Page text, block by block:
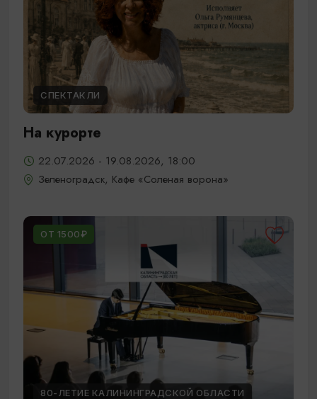
СПЕКТАКЛИ
На курорте
22.07.2026 - 19.08.2026, 18:00
Зеленоградск, Кафе «Соленая ворона»
ОТ 1500₽
80-ЛЕТИЕ КАЛИНИНГРАДСКОЙ ОБЛАСТИ